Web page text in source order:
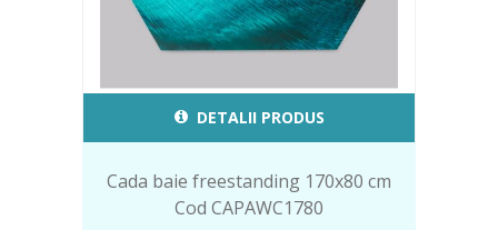
DETALII PRODUS
Cada baie freestanding 170x80 cm
Cod CAPAWC1780